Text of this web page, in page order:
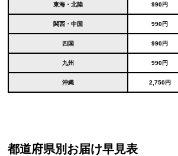
東海・北陸 990円
関西・中国 990円
四国 990円
九州 990円
沖縄 2,750円
都道府県別お届け早見表